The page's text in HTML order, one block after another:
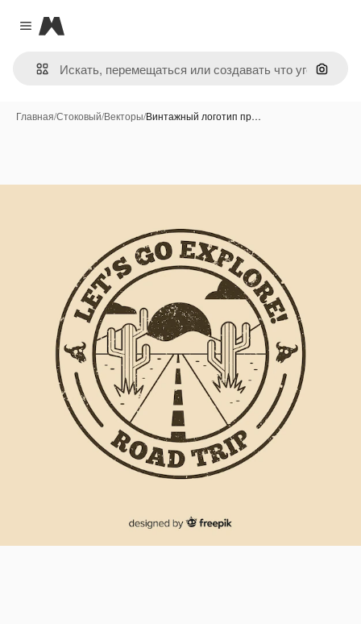
Close menu
Magnific
Поиск
Главная/Стоковый/Векторы/Винтажный логотип пр…